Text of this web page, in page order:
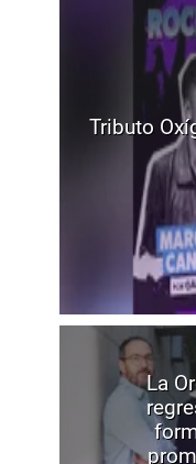
Tributo
La